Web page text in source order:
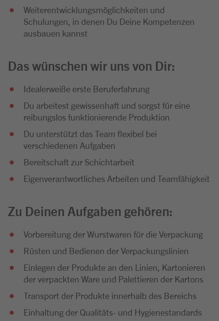
Weiterentwicklungsmöglichkeiten und
Schulungen, in denen Du Deine Kompetenzen
ausbauen kannst
Das wünschen wir uns von Dir:
Idealerweiße erste Beruferfahrung
Du arbeitest gewissenhaft und sorgst für eine
reibungslos funktionierende Produktion
Du unterstützt das Team flexibel bei
verschiedenen Aufgaben
Bereitschaft zur Schichtarbeit
Eigenverantwortliches Arbeiten und Teamfähigkeit
Zu Deinen Aufgaben gehören:
Vorbereitung der Wurstwaren für die Verpackung
Rüsten und Bedienen der Verpackungslinien
Einlegen der Produkte an den Linien, Kartonieren
der verpackten Ware und Palettieren der Kartons
Transport der Produkte innerhalb des Bereichs
Einhaltung der Qualitäts- und Hygienestandards